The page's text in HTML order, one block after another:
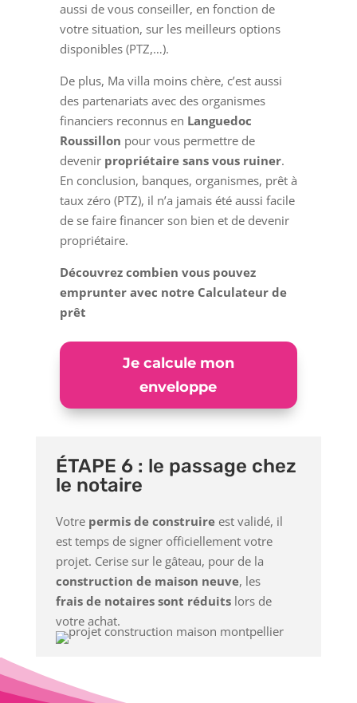
aussi de vous conseiller, en fonction de
votre situation, sur les meilleurs options
disponibles (PTZ,…).
De plus, Ma villa moins chère, c’est aussi
des partenariats avec des organismes
financiers reconnus en Languedoc
Roussillon pour vous permettre de
devenir propriétaire sans vous ruiner.
En conclusion, banques, organismes, prêt à
taux zéro (PTZ), il n’a jamais été aussi facile
de se faire financer son bien et de devenir
propriétaire.
Découvrez combien vous pouvez
emprunter avec notre Calculateur de
prêt
Je calcule mon
enveloppe
ÉTAPE 6 : le passage chez
le notaire
Votrepermis de construireest validé, il
est temps de signer officiellement votre
projet. Cerise sur le gâteau, pour de la
construction de maison neuve, les
frais de notaires sont réduitslors de
votre achat.